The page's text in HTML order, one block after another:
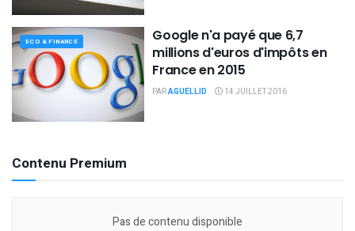
ECO & FINANCE
Google n'a payé que 6,7
millions d'euros d'impôts en
France en 2015
PARAGUELLID 14 JUILLET 2016
Contenu Premium
Pas de contenu disponible